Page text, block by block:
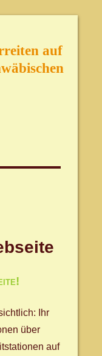
auf
Ihr
über
auf